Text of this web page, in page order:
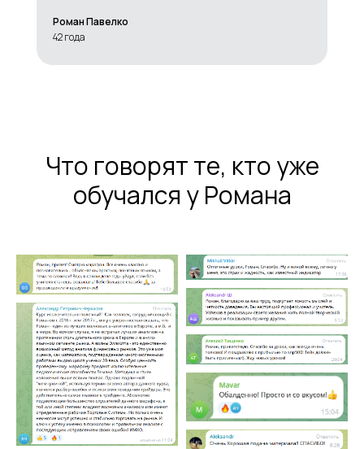
Роман Павелко
42 года
Что говорят те, кто уже
обучался у Романа